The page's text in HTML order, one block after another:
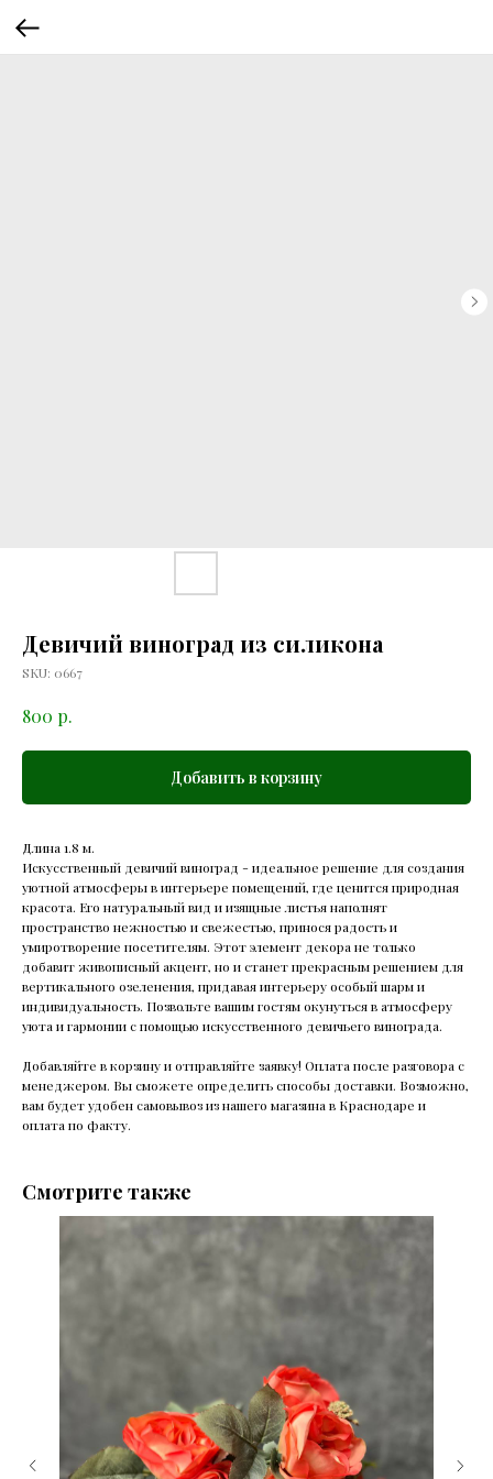
Девичий виноград из силикона
SKU: 0667
800 р.
Добавить в корзину
Длина 1.8 м.
Искусственный девичий виноград - идеальное решение для создания
уютной атмосферы в интерьере помещений, где ценится природная
красота. Его натуральный вид и изящные листья наполнят
пространство нежностью и свежестью, принося радость и
умиротворение посетителям. Этот элемент декора не только
добавит живописный акцент, но и станет прекрасным решением для
вертикального озеленения, придавая интерьеру особый шарм и
индивидуальность. Позвольте вашим гостям окунуться в атмосферу
уюта и гармонии с помощью искусственного девичьего винограда.
Добавляйте в корзину и отправляйте заявку! Оплата после разговора с
менеджером. Вы сможете определить способы доставки. Возможно,
вам будет удобен самовывоз из нашего магазина в Краснодаре и
оплата по факту.
Смотрите также